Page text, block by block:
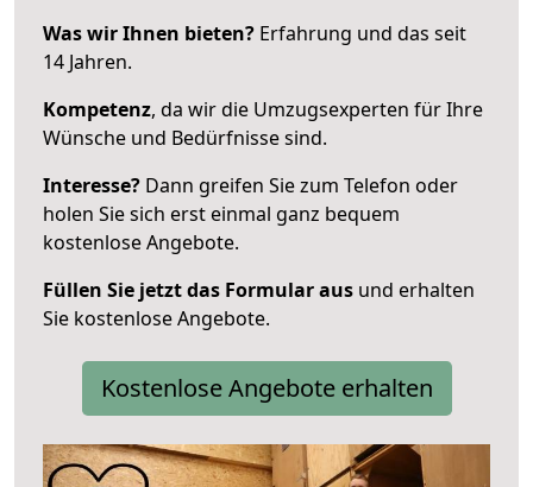
Was wir Ihnen bieten? Erfahrung und das seit
14 Jahren.
Kompetenz, da wir die Umzugsexperten für Ihre
Wünsche und Bedürfnisse sind.
Interesse? Dann greifen Sie zum Telefon oder
holen Sie sich erst einmal ganz bequem
kostenlose Angebote.
Füllen Sie jetzt das Formular aus und erhalten
Sie kostenlose Angebote.
Kostenlose Angebote erhalten